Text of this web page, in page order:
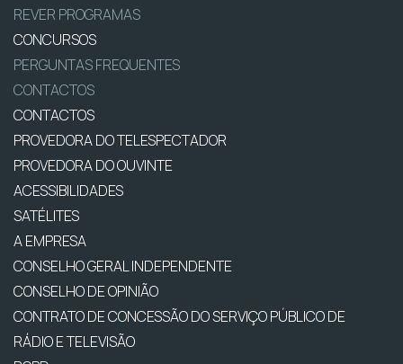
REVER PROGRAMAS
CONCURSOS
PERGUNTAS FREQUENTES
CONTACTOS
CONTACTOS
PROVEDORA DO TELESPECTADOR
PROVEDORA DO OUVINTE
ACESSIBILIDADES
SATÉLITES
A EMPRESA
CONSELHO GERAL INDEPENDENTE
CONSELHO DE OPINIÃO
CONTRATO DE CONCESSÃO DO SERVIÇO PÚBLICO DE
RÁDIO E TELEVISÃO